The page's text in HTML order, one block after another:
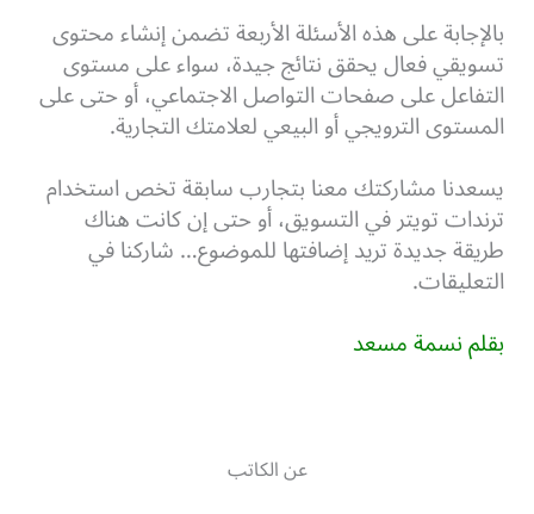
بالإجابة على هذه الأسئلة الأربعة تضمن إنشاء محتوى
تسويقي فعال يحقق نتائج جيدة، سواء على مستوى
التفاعل على صفحات التواصل الاجتماعي، أو حتى على
المستوى الترويجي أو البيعي لعلامتك التجارية.
يسعدنا مشاركتك معنا بتجارب سابقة تخص استخدام
ترندات تويتر في التسويق، أو حتى إن كانت هناك
طريقة جديدة تريد إضافتها للموضوع… شاركنا في
التعليقات.
بقلم نسمة مسعد
عن الكاتب